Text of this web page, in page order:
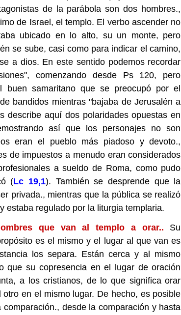
de la parábola son dos hombres.,
de Israel, el templo. El verbo ascender no
ubicado en lo alto, su un monte, pero
se sube, casi como para indicar el camino,
a dios. En este sentido podemos recordar
comenzando desde Ps 120, pero
buen samaritano que se preocupó por el
bandidos mientras "bajaba de Jerusalén a
describe aquí dos polaridades opuestas en
así que los personajes no son
eran el pueblo más piadoso y devoto.,
de impuestos a menudo eran considerados
a sueldo de Roma, como pudo
(Lc 19,1). También se desprende que la
privada., mientras que la pública se realizó
estaba regulado por la liturgia templaria.
que van al templo a orar.. Su
es el mismo y el lugar al que van es
los separa. Están cerca y al mismo
que su copresencia en el lugar de oración
a los cristianos, de lo que significa orar
en el mismo lugar. De hecho, es posible
desde la comparación y hasta